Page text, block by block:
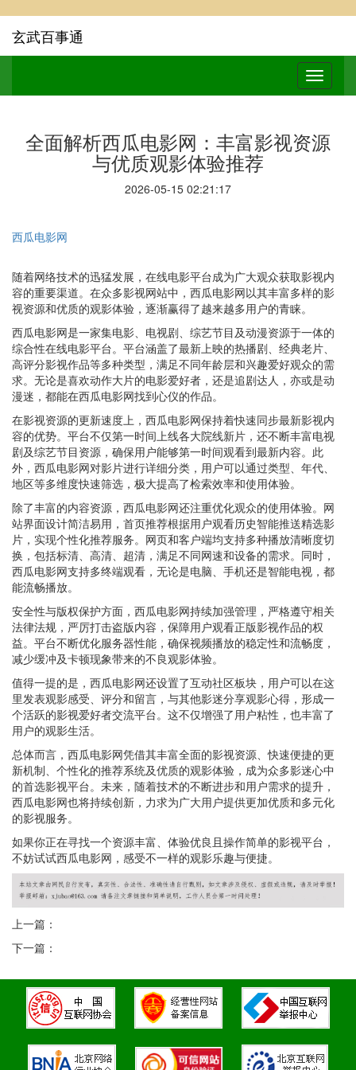
玄武百事通
全面解析西瓜电影网：丰富影视资源
与优质观影体验推荐
2026-05-15 02:21:17
西瓜电影网
随着网络技术的迅猛发展，在线电影平台成为广大观众获取影视内
容的重要渠道。在众多影视网站中，西瓜电影网以其丰富多样的影
视资源和优质的观影体验，逐渐赢得了越来越多用户的青睐。
西瓜电影网是一家集电影、电视剧、综艺节目及动漫资源于一体的
综合性在线电影平台。平台涵盖了最新上映的热播剧、经典老片、
高评分影视作品等多种类型，满足不同年龄层和兴趣爱好观众的需
求。无论是喜欢动作大片的电影爱好者，还是追剧达人，亦或是动
漫迷，都能在西瓜电影网找到心仪的作品。
在影视资源的更新速度上，西瓜电影网保持着快速同步最新影视内
容的优势。平台不仅第一时间上线各大院线新片，还不断丰富电视
剧及综艺节目资源，确保用户能够第一时间观看到最新内容。此
外，西瓜电影网对影片进行详细分类，用户可以通过类型、年代、
地区等多维度快速筛选，极大提高了检索效率和使用体验。
除了丰富的内容资源，西瓜电影网还注重优化观众的使用体验。网
站界面设计简洁易用，首页推荐根据用户观看历史智能推送精选影
片，实现个性化推荐服务。网页和客户端均支持多种播放清晰度切
换，包括标清、高清、超清，满足不同网速和设备的需求。同时，
西瓜电影网支持多终端观看，无论是电脑、手机还是智能电视，都
能流畅播放。
安全性与版权保护方面，西瓜电影网持续加强管理，严格遵守相关
法律法规，严厉打击盗版内容，保障用户观看正版影视作品的权
益。平台不断优化服务器性能，确保视频播放的稳定性和流畅度，
减少缓冲及卡顿现象带来的不良观影体验。
值得一提的是，西瓜电影网还设置了互动社区板块，用户可以在这
里发表观影感受、评分和留言，与其他影迷分享观影心得，形成一
个活跃的影视爱好者交流平台。这不仅增强了用户粘性，也丰富了
用户的观影生活。
总体而言，西瓜电影网凭借其丰富全面的影视资源、快速便捷的更
新机制、个性化的推荐系统及优质的观影体验，成为众多影迷心中
的首选影视平台。未来，随着技术的不断进步和用户需求的提升，
西瓜电影网也将持续创新，力求为广大用户提供更加优质和多元化
的影视服务。
如果你正在寻找一个资源丰富、体验优良且操作简单的影视平台，
不妨试试西瓜电影网，感受不一样的观影乐趣与便捷。
上一篇：
下一篇：